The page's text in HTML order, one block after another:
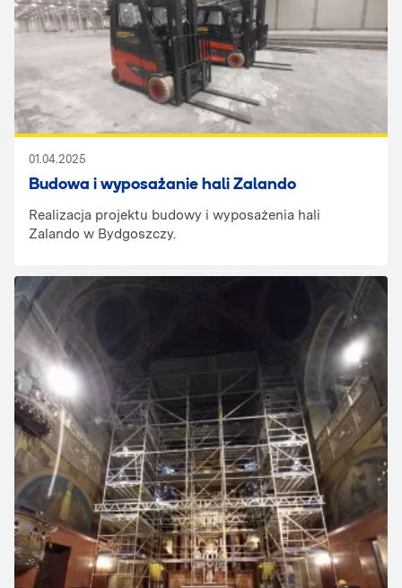
01.04.2025
Budowa i wyposażanie hali Zalando
Realizacja projektu budowy i wyposażenia hali
Zalando w Bydgoszczy.